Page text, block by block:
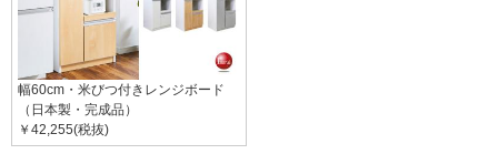
幅60cm・米びつ付きレンジボード
（日本製・完成品）
￥42,255(税抜)